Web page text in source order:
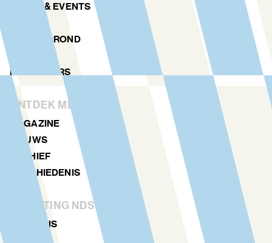
KUNST & EVENTS
AGENDA
PLATTEGROND
LOCATIES
NDSM TOERS
ONTDEK MEER
MAGAZINE
NIEUWS
ARCHIEF
GESCHIEDENIS
STICHTING NDSM-WERF
OVER ONS